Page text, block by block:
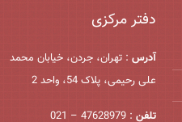
دفتر مرکزی
آدرس : تهران، جردن، خیابان محمد
علی رحیمی، پلاک 54، واحد 2
تلفن : 47628979 – 021